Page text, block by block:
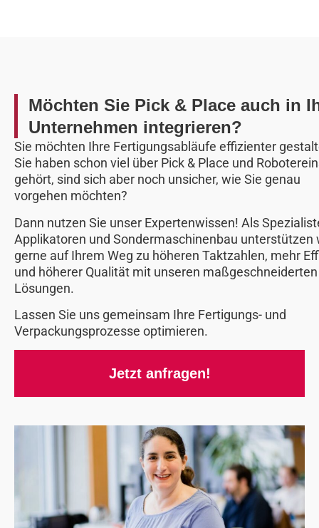
Möchten Sie Pick & Place auch in
Unternehmen integrieren?
Sie möchten Ihre Fertigungsabläufe effizienter
Sie haben schon viel über Pick & Place und
gehört, sind sich aber noch unsicher, wie Sie genau
vorgehen möchten?
Dann nutzen Sie unser Expertenwissen! Als
Applikatoren und Sondermaschinenbau unterstützen
gerne auf Ihrem Weg zu höheren Taktzahlen, mehr
und höherer Qualität mit unseren maßgeschneiderten
Lösungen.
Lassen Sie uns gemeinsam Ihre Fertigungs- und
Verpackungsprozesse optimieren.
Jetzt anfragen!